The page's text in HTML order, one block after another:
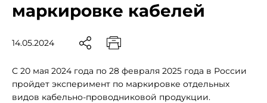
маркировке кабелей
14.05.2024
С 20 мая 2024 года по 28 февраля 2025 года в России
пройдет эксперимент по маркировке отдельных
видов кабельно-проводниковой продукции.